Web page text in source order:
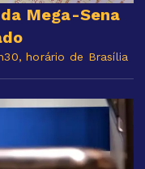
Mega-Sena
horário de Brasília